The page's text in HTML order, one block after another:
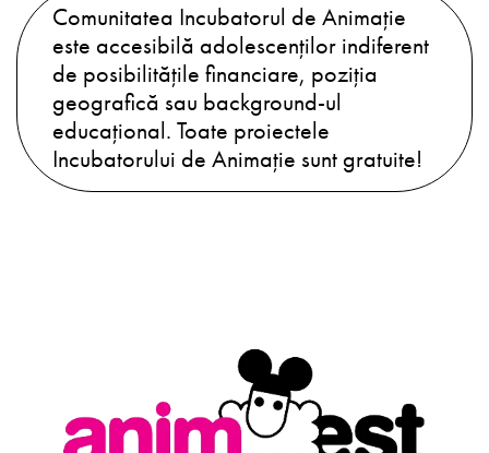
Comunitatea Incubatorul de Animație
este accesibilă adolescenților indiferent
de posibilitățile financiare, poziția
geografică sau background-ul
educațional. Toate proiectele
Incubatorului de Animație sunt gratuite!